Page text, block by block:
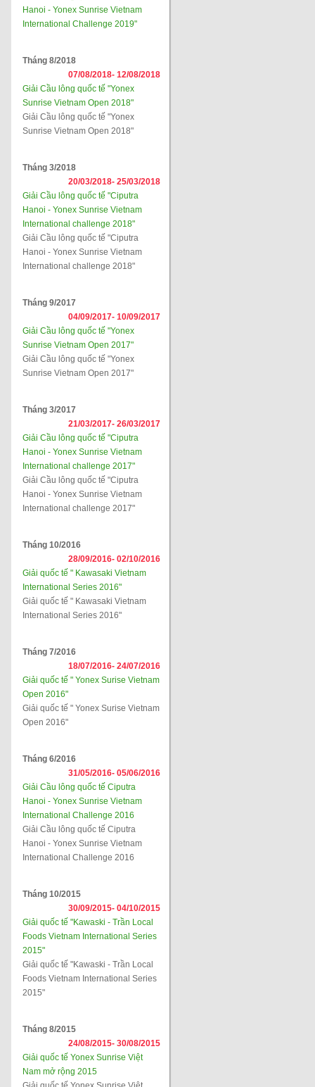
Hanoi - Yonex Sunrise Vietnam
International Challenge 2019"
Tháng 8/2018
07/08/2018- 12/08/2018
Giải Cầu lông quốc tế "Yonex
Sunrise Vietnam Open 2018"
Giải Cầu lông quốc tế "Yonex
Sunrise Vietnam Open 2018"
Tháng 3/2018
20/03/2018- 25/03/2018
Giải Cầu lông quốc tế "Ciputra
Hanoi - Yonex Sunrise Vietnam
International challenge 2018"
Giải Cầu lông quốc tế "Ciputra
Hanoi - Yonex Sunrise Vietnam
International challenge 2018"
Tháng 9/2017
04/09/2017- 10/09/2017
Giải Cầu lông quốc tế "Yonex
Sunrise Vietnam Open 2017"
Giải Cầu lông quốc tế "Yonex
Sunrise Vietnam Open 2017"
Tháng 3/2017
21/03/2017- 26/03/2017
Giải Cầu lông quốc tế "Ciputra
Hanoi - Yonex Sunrise Vietnam
International challenge 2017"
Giải Cầu lông quốc tế "Ciputra
Hanoi - Yonex Sunrise Vietnam
International challenge 2017"
Tháng 10/2016
28/09/2016- 02/10/2016
Giải quốc tế " Kawasaki Vietnam
International Series 2016"
Giải quốc tế " Kawasaki Vietnam
International Series 2016"
Tháng 7/2016
18/07/2016- 24/07/2016
Giải quốc tế " Yonex Surise Vietnam
Open 2016"
Giải quốc tế " Yonex Surise Vietnam
Open 2016"
Tháng 6/2016
31/05/2016- 05/06/2016
Giải Cầu lông quốc tế Ciputra
Hanoi - Yonex Sunrise Vietnam
International Challenge 2016
Giải Cầu lông quốc tế Ciputra
Hanoi - Yonex Sunrise Vietnam
International Challenge 2016
Tháng 10/2015
30/09/2015- 04/10/2015
Giải quốc tế "Kawaski - Trần Local
Foods Vietnam International Series
2015"
Giải quốc tế "Kawaski - Trần Local
Foods Vietnam International Series
2015"
Tháng 8/2015
24/08/2015- 30/08/2015
Giải quốc tế Yonex Sunrise Việt
Nam mở rộng 2015